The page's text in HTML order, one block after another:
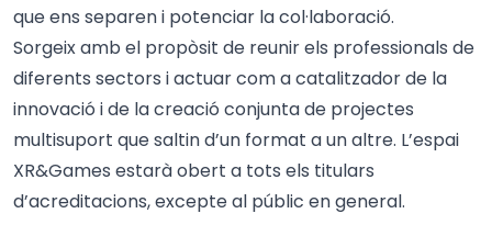
que ens separen i potenciar la col·laboració.
Sorgeix amb el propòsit de reunir els professionals de
diferents sectors i actuar com a catalitzador de la
innovació i de la creació conjunta de projectes
multisuport que saltin d’un format a un altre. L’espai
XR&Games estarà obert a tots els titulars
d’acreditacions, excepte al públic en general.